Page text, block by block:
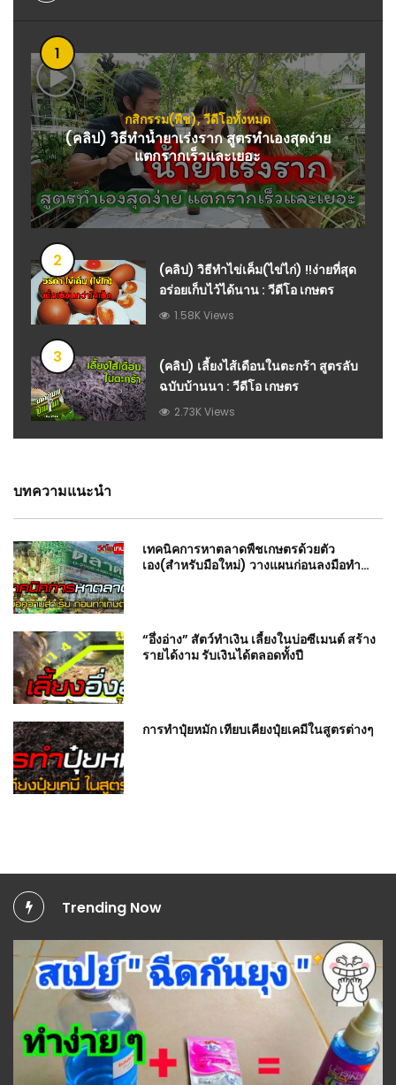
1
กสิกรรม(พืช),วีดีโอทั้งหมด
(คลิป) วิธีทำน้ำยาเร่งราก สูตรทำเองสุดง่าย
แตกรากเร็วและเยอะ
2
(คลิป) วิธีทำไข่เค็ม(ไข่ไก่) !!ง่ายที่สุด
อร่อยเก็บไว้ได้นาน : วีดีโอ เกษตร
1.58K Views
3
(คลิป) เลี้ยงไส้เดือนในตะกร้า สูตรลับ
ฉบับบ้านนา : วีดีโอ เกษตร
2.73K Views
บทความแนะนำ
เทคนิคการหาตลาดพืชเกษตรด้วยตัว
เอง(สำหรับมือใหม่) วางแผนก่อนลงมือทำ
“อึ่งอ่าง” สัตว์ทำเงิน เลี้ยงในบ่อซีเมนต์ สร้าง
รายได้งาม รับเงินได้ตลอดทั้งปี
การทำปุ๋ยหมัก เทียบเคียงปุ๋ยเคมีในสูตรต่างๆ
Trending Now